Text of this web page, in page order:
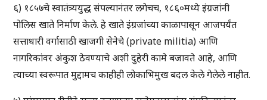
६) १८५७चे स्वातंत्र्ययुद्ध संपल्यानंतर लगेचच, १८६०मध्ये इंग्रजांनी
पोलिस खाते निर्माण केले. हे खाते इंग्रजांच्या काळापासून आजपर्यंत
सत्ताधारी वर्गासाठी खाजगी सेनेचे (private militia) आणि
नागरिकांवर अंकुश ठेवण्याचे अशी दुहेरी कामे बजावते आहे, आणि
त्याच्या स्वरूपात मुद्दामच काहीही लोकाभिमुख बदल केले गेलेले नाहीत.